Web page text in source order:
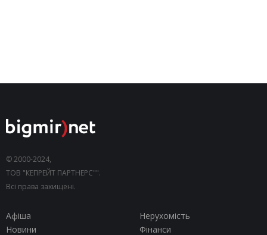
© 2000-2024,
ТОВ "КЕПРЕЙТ ПАРТНЕРС"".
Всі права захищені.
Афіша
Нерухомість
Новини
Фінанси